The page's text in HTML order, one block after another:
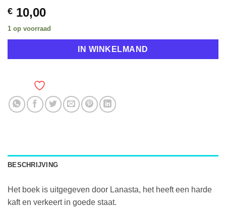
€ 10,00
1 op voorraad
IN WINKELMAND
BESCHRIJVING
Het boek is uitgegeven door Lanasta, het heeft een harde
kaft en verkeert in goede staat.